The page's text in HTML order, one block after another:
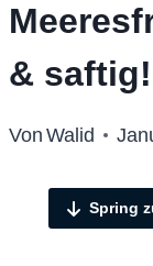
& saftig!
Von Walid
Spring